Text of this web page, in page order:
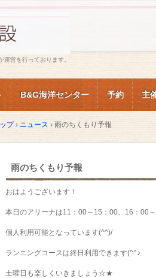
営を行っております。
B&G海洋センター 予約 主
プ › ニュース › 雨のちくもり予報
雨のちくもり予報
おはようございます！
本日のアリーナは11：00～15：00、16：00
個人利用可能となっています(^^)/
ランニングコースは終日利用できます(^^♪
土曜日も楽しくいきましょう☆★